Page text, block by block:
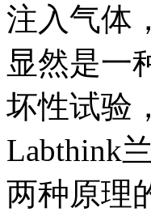
注入气体
显然是一
坏性试验
Labthink
两种原理